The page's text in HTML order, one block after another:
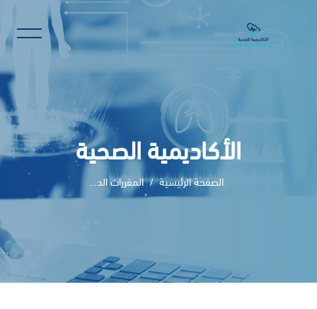
الأكاديمية الصحية
الصفحة الرئيسية المقررات الدراسية